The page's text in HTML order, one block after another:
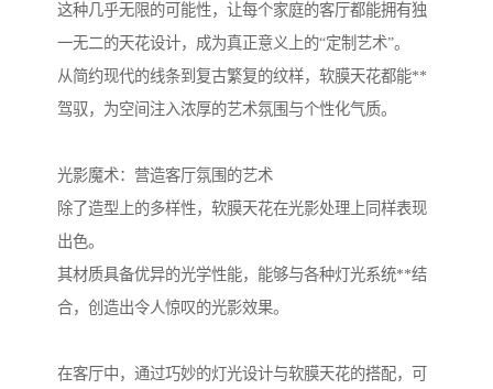
这种几乎无限的可能性，让每个家庭的客厅都能拥有独
一无二的天花设计，成为真正意义上的“定制艺术”。
从简约现代的线条到复古繁复的纹样，软膜天花都能**
驾驭，为空间注入浓厚的艺术氛围与个性化气质。
光影魔术：营造客厅氛围的艺术
除了造型上的多样性，软膜天花在光影处理上同样表现
出色。
其材质具备优异的光学性能，能够与各种灯光系统**结
合，创造出令人惊叹的光影效果。
在客厅中，通过巧妙的灯光设计与软膜天花的搭配，可